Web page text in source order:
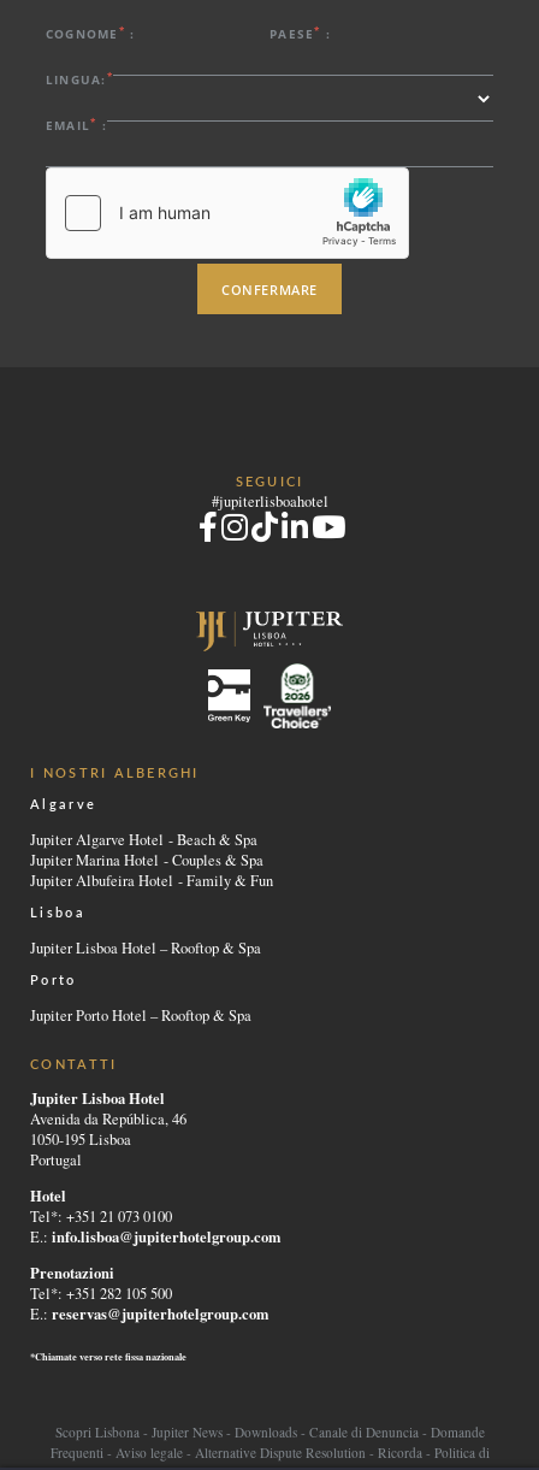
COGNOME * : PAESE* :
LINGUA: *
EMAIL* :
CONFERMARE
I NOSTRI ALBERGHI
Algarve
Jupiter Algarve Hotel - Beach & Spa
Jupiter Marina Hotel - Couples & Spa
Jupiter Albufeira Hotel - Family & Fun
Lisboa
Jupiter Lisboa Hotel – Rooftop & Spa
Porto
Jupiter Porto Hotel – Rooftop & Spa
SEGUICI
#jupiterlisboahotel
CONTATTI
Jupiter Lisboa Hotel
Avenida da República, 46
1050-195 Lisboa
Portugal
Hotel
Tel*: +351 21 073 0100
E.:info.lisboa@jupiterhotelgroup.com
Prenotazioni
Tel*: +351 282 105 500
E.:reservas@jupiterhotelgroup.com
*Chiamate verso rete fissa nazionale
Scopri Lisbona- Jupiter News- Downloads- Canale di Denuncia- Domande
Frequenti- Aviso legale- Alternative Dispute Resolution - Ricorda- Politica di
HOTEL
PROMOZIONI
SERVIZI
RISTORANTE & BAR
SPA & GINNAMMA